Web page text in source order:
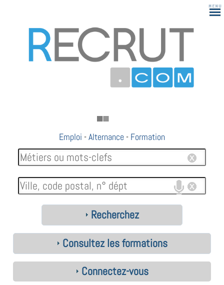
Emploi -Alternance - Formation
Recherchez
Consultez les formations
Connectez-vous